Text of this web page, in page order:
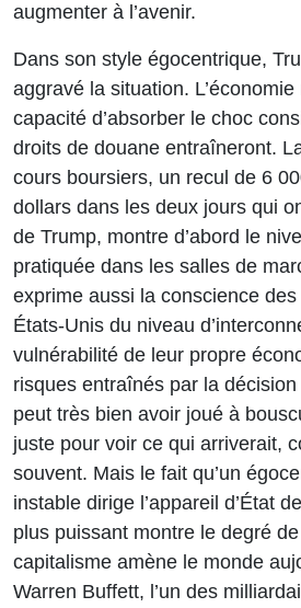
augmenter à l’avenir.
Dans son style égocentrique,
aggravé la situation.
capacité d’absorber le choc
droits de douane entraîneront.
cours boursiers, un recul de 6
dollars dans les deux jours qui
de Trump, montre d’abord le
pratiquée dans les salles de
exprime aussi la conscience
États-Unis du niveau
vulnérabilité de leur propre
risques entraînés par la
peut très bien avoir joué à
juste pour voir ce qui arriverait,
souvent. Mais le fait qu’un
instable dirige l’appareil d’État
plus puissant montre le degré
capitalisme amène le monde
Warren Buffett, l’un des